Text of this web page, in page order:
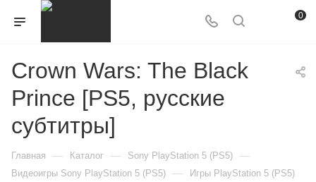
0
Crown Wars: The Black
Prince [PS5, русские
субтитры]
Главная — Каталог — Sony PlayStation 5 (PS5) —
Видеоигры Sony PlayStation 5 (PS5) — Игры PlayStation 5 (PS5)